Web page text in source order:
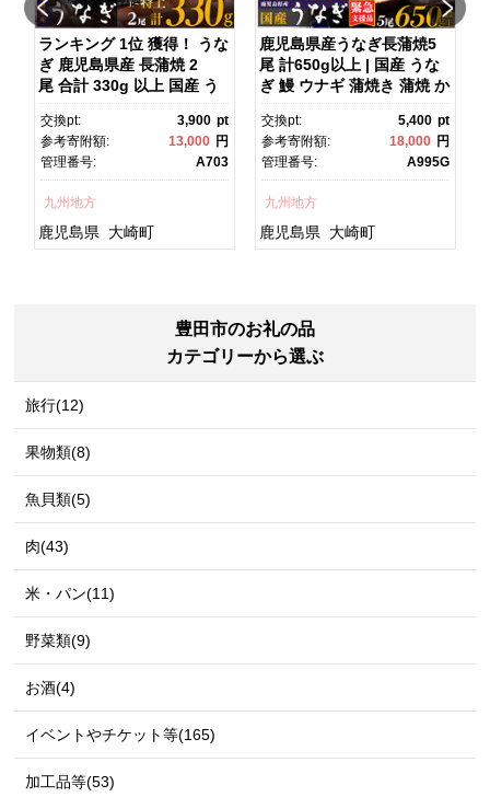
ランキング 1位 獲得！ うな
ぎ 鹿児島県産 長蒲焼 2
尾 合計 330g 以上 国産 う
なぎ 鰻 ウナギ 蒲焼き 蒲
焼 かばやき 魚 魚介 魚貝 海
鮮 うな重 ひつまぶし 蒲
焼 訳あり ギフト 人気 おす
半島 A703
交換pt: 3,900 pt
参考寄附額:
13,000 円
管理番号:
A703
九州地方
鹿児島県 大崎町
鹿児島県産うなぎ長蒲焼5
尾 計650g以上 | 国産 うな
ぎ 鰻 ウナギ 蒲焼き 蒲焼 か
ばやき unagi うなぎ蒲
焼 土用丑の日 土用の丑の
日 丑の日 魚 魚介 魚貝 海
鮮 うな重 蒲焼 訳あり ギフ
県 大崎町 大隅半
島 A995G 【会員限定のお
礼の品】【うなぎ蒲焼 国
交換pt: 5,400 pt
参考寄附額:
18,000 円
管理番号:
A995G
九州地方
鹿児島県 大崎町
豊田市のお礼の品
カテゴリーから選ぶ
旅行(12)
果物類(8)
魚貝類(5)
肉(43)
米・パン(11)
野菜類(9)
お酒(4)
イベントやチケット等(165)
加工品等(53)